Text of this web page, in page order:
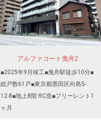
アルファコート曳舟2
■2025年9月竣工■曳舟駅徒歩10分■
総戸数61戸■東京都墨田区向島5-
12-8■地上8階 RC造■フリーレント1
ヶ月